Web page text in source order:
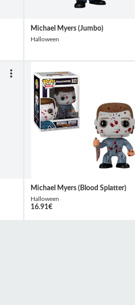
Michael Myers (Jumbo)
Halloween
Michael Myers (Blood Splatter)
Halloween
16.91€